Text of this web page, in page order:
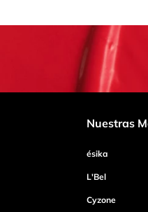
Título
Tu nombre
Nuestras
ésika
L'Bel
Cyzone